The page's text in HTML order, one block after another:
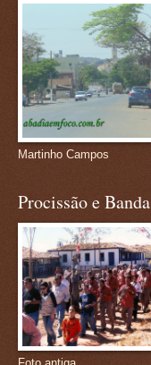
Martinho Campos
Procissão e Banda